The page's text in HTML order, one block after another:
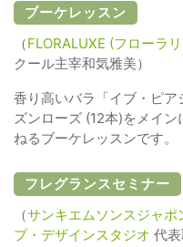
ブーケレッスン
（FLORALUXE (フローラ
クール主宰和気雅美）
香り高いバラ「イブ・ピ
ズンローズ (12本)をメイ
ねるブーケレッスンです。
フレグランスセミナー
（サンキエムソンスジャポ
プ・デザインスタジオ 代表